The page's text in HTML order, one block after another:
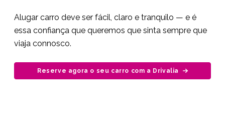
Alugar carro deve ser fácil, claro e tranquilo — e é
essa confiança que queremos que sinta sempre que
viaja connosco.
Reserve agora o seu carro com a Drivalia